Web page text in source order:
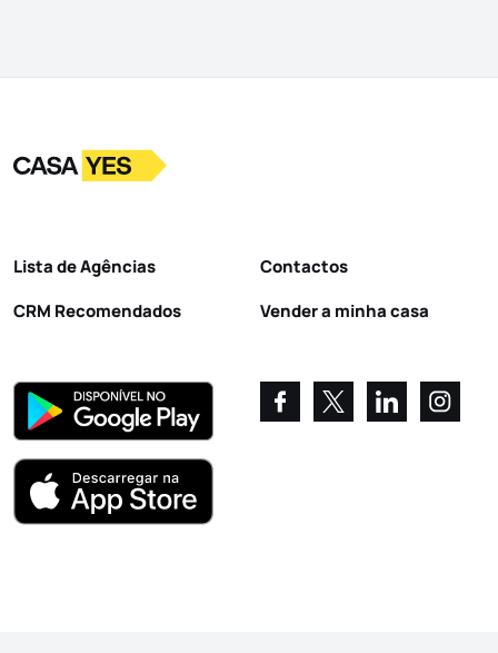
LogoIr para a homepage
Lista de Agências
CRM Recomendados
Contactos
Vender a minha casa